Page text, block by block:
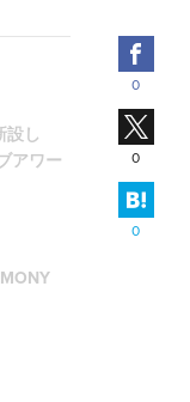
設し
アワー
0
0
0